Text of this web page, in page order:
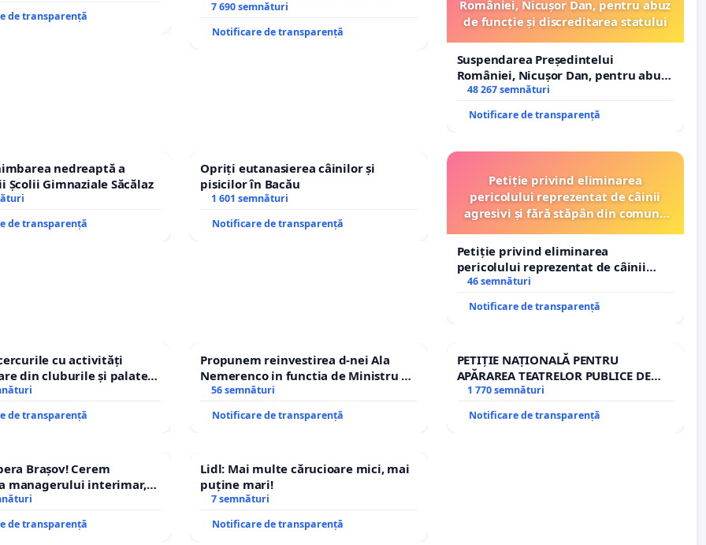
de transparență
7 690 semnături
Notificare de transparență
României, Nicușor Dan, pentru abuz
de funcție și discreditarea statului
Suspendarea Președintelui
României, Nicușor Dan, pentru abuz
de funcție și discreditarea statului
48 267 semnături
Notificare de transparență
nedreaptă a
Școlii Gimnaziale Săcălaz
de transparență
Opriți eutanasierea câinilor și
pisicilor în Bacău
1 601 semnături
Notificare de transparență
Petiție privind eliminarea
pericolului reprezentat de câinii
agresivi și fără stăpân din comuna
Petiție privind eliminarea
pericolului reprezentat de câinii
agresivi și fără stăpân din comuna
Tunari
46 semnături
Notificare de transparență
cu activități
din cluburile și palatele
de transparență
Propunem reinvestirea d-nei Ala
Nemerenco in functia de Ministru al
Sanatatii
56 semnături
Notificare de transparență
PETIȚIE NAȚIONALĂ PENTRU
APĂRAREA TEATRELOR PUBLICE DE
REPERTORIU DIN ROMÂNIA
1 770 semnături
Notificare de transparență
Brașov! Cerem
managerului interimar,
Marius!
de transparență
Lidl: Mai multe cărucioare mici, mai
puține mari!
7 semnături
Notificare de transparență